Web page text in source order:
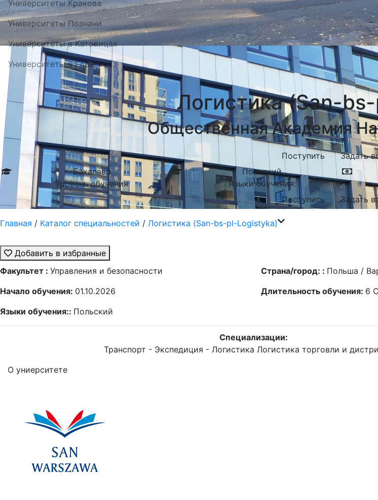
Университеты Кракова
Университеты Познани
Университеты в Катовицах
Университеты в Гданску
Логистика (San-
Общественная Академия
Поступить
Задать
Бакалавр
Уровень обучения
Польский
Языки обучения:
Поступить
Задать
Главная / Каталог специальностей / Логистика (San-bs-pl-Logistyka)
Добавить в избранные
Факультет : Управления и безопасности Страна/город: : Польша /
Начало обучения: 01.10.2026 Длительность обучения: 6
Языки обучения:: Польский
Специализации:
Транспорт - Экспедиция - Логистика Логистика торговли и
О униерситете